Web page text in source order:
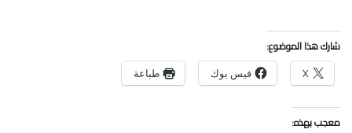
شارك هذا الموضوع:
X فيس بوك طباعة
معجب بهذه: